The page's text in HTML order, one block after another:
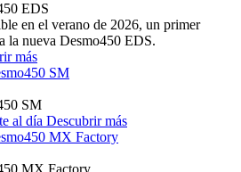
EDS
en el verano de 2026, un primer
la nueva Desmo450 EDS.
más
SM
SM
al día Descubrir más
MX Factory
MX Factory